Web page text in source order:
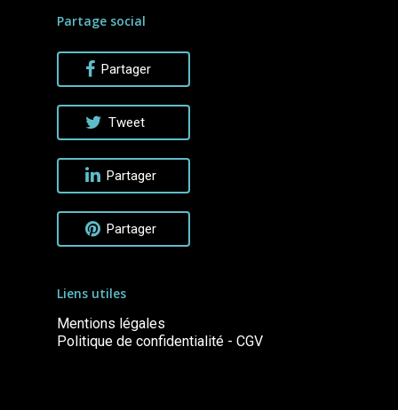
Partage social
Partager
Tweet
Partager
Partager
Liens utiles
Mentions légales
Politique de confidentialité - CGV